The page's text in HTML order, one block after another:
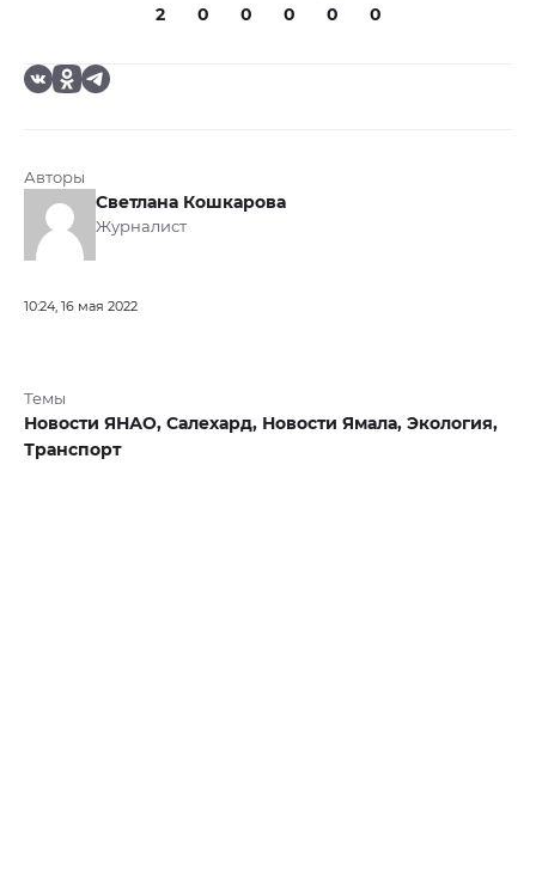
2 0 0 0 0 0
Авторы
Светлана Кошкарова
Журналист
10:24, 16 мая 2022
Темы
Новости ЯНАО, Салехард, Новости Ямала, Экология,
Транспорт